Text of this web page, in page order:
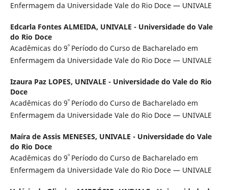
Enfermagem da Universidade Vale do Rio Doce — UNIVALE
Edcarla Fontes ALMEIDA, UNIVALE - Universidade do Vale
do Rio Doce
Acadêmicas do 9º Período do Curso de Bacharelado em
Enfermagem da Universidade Vale do Rio Doce — UNIVALE
Izaura Paz LOPES, UNIVALE - Universidade do Vale do Rio
Doce
Acadêmicas do 9º Período do Curso de Bacharelado em
Enfermagem da Universidade Vale do Rio Doce — UNIVALE
Maíra de Assis MENESES, UNIVALE - Universidade do Vale
do Rio Doce
Acadêmicas do 9º Período do Curso de Bacharelado em
Enfermagem da Universidade Vale do Rio Doce — UNIVALE